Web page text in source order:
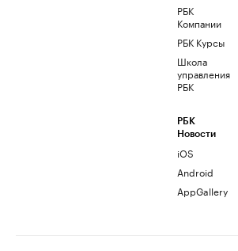
РБК
Компании
РБК Курсы
Школа
управления
РБК
РБК
Новости
iOS
Android
AppGallery